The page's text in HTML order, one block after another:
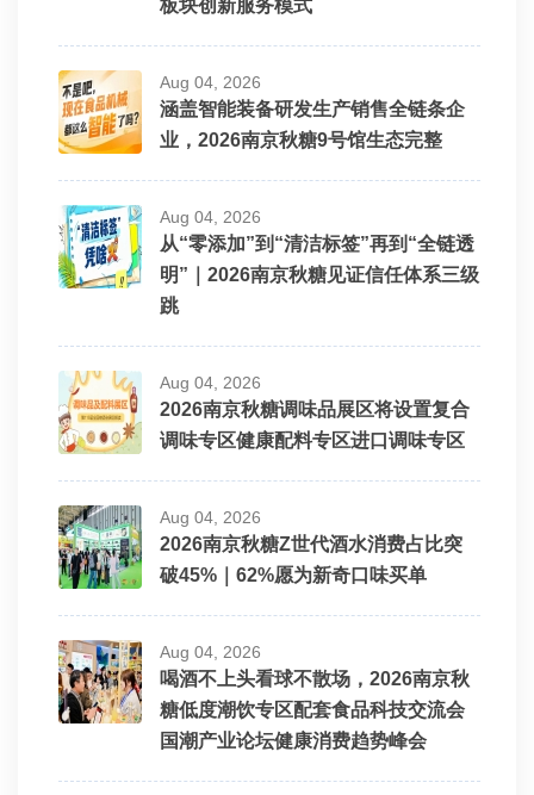
板块创新服务模式
Aug 04, 2026
涵盖智能装备研发生产销售全链条企
业，2026南京秋糖9号馆生态完整
Aug 04, 2026
从“零添加”到“清洁标签”再到“全链透
明”｜2026南京秋糖见证信任体系三级
跳
Aug 04, 2026
2026南京秋糖调味品展区将设置复合
调味专区健康配料专区进口调味专区
Aug 04, 2026
2026南京秋糖Z世代酒水消费占比突
破45%｜62%愿为新奇口味买单
Aug 04, 2026
喝酒不上头看球不散场，2026南京秋
糖低度潮饮专区配套食品科技交流会
国潮产业论坛健康消费趋势峰会